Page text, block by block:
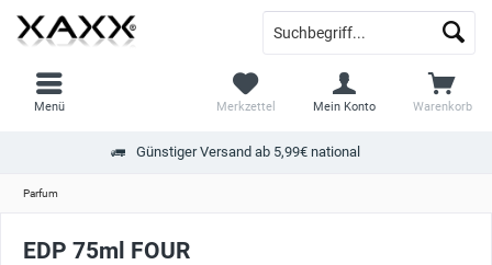
Günstiger Versand ab 5,99€ national
Warenkorb
Merkzettel Mein Konto
Menü
Parfum
EDP 75ml FOUR